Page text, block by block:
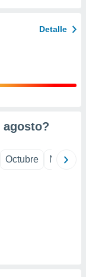
Detalle
agosto?
Octubre